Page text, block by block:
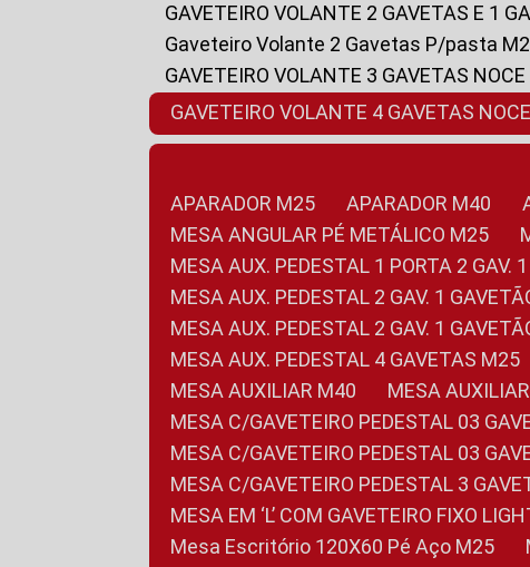
GAVETEIRO VOLANTE 2 GAVETAS E 1
Gaveteiro Volante 2 Gavetas P/pasta
GAVETEIRO VOLANTE 3 GAVETAS
GAVETEIRO VOLANTE 4 GAVETAS
APARADOR M25
APARADOR M40
MESA ANGULAR PÉ METÁLICO M25
MESA AUX. PEDESTAL 1 PORTA 2 GAV.
MESA AUX. PEDESTAL 2 GAV. 1
MESA AUX. PEDESTAL 2 GAV. 1
MESA AUX. PEDESTAL 4 GAVETAS M25
MESA AUXILIAR M40
MESA
MESA C/GAVETEIRO PEDESTAL 03
MESA C/GAVETEIRO PEDESTAL 03
MESA C/GAVETEIRO PEDESTAL 3
MESA EM ‘L’ COM GAVETEIRO FIXO
Mesa Escritório 120X60 Pé Aço M25